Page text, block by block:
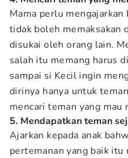
Mama perlu mengajarkan
tidak boleh memaksakan
disukai oleh orang lain.
salah itu memang harus
sampai si Kecil ingin
dirinya hanya untuk
mencari teman yang mau
5. Mendapatkan teman
Ajarkan kepada anak
pertemanan yang baik